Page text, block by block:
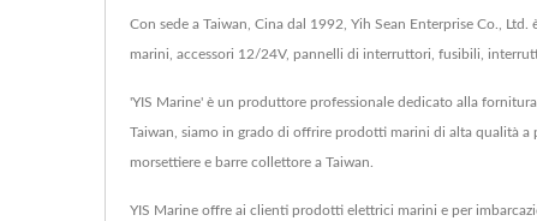
Con sede a Taiwan, Cina dal 1992, Yih Sean Enterprise Co.,
marini, accessori 12/24V, pannelli di interruttori, fusibili,
'YIS Marine' è un produttore professionale dedicato alla
Taiwan, siamo in grado di offrire prodotti marini di alta qualità
morsettiere e barre collettore a Taiwan.
YIS Marine offre ai clienti prodotti elettrici marini e per